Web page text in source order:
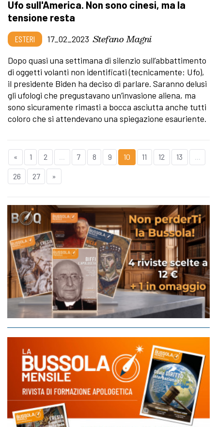
Ufo sull'America. Non sono cinesi, ma la
tensione resta
ESTERI 17_02_2023 Stefano Magni
Dopo quasi una settimana di silenzio sull’abbattimento
di oggetti volanti non identificati (tecnicamente: Ufo),
il presidente Biden ha deciso di parlare. Saranno delusi
gli ufologi che pregustavano un’invasione aliena, ma
sono sicuramente rimasti a bocca asciutta anche tutti
coloro che si attendevano una spiegazione esauriente.
« 1 2 ... 7 8 9 10 11 12 13 ...
26 27 »